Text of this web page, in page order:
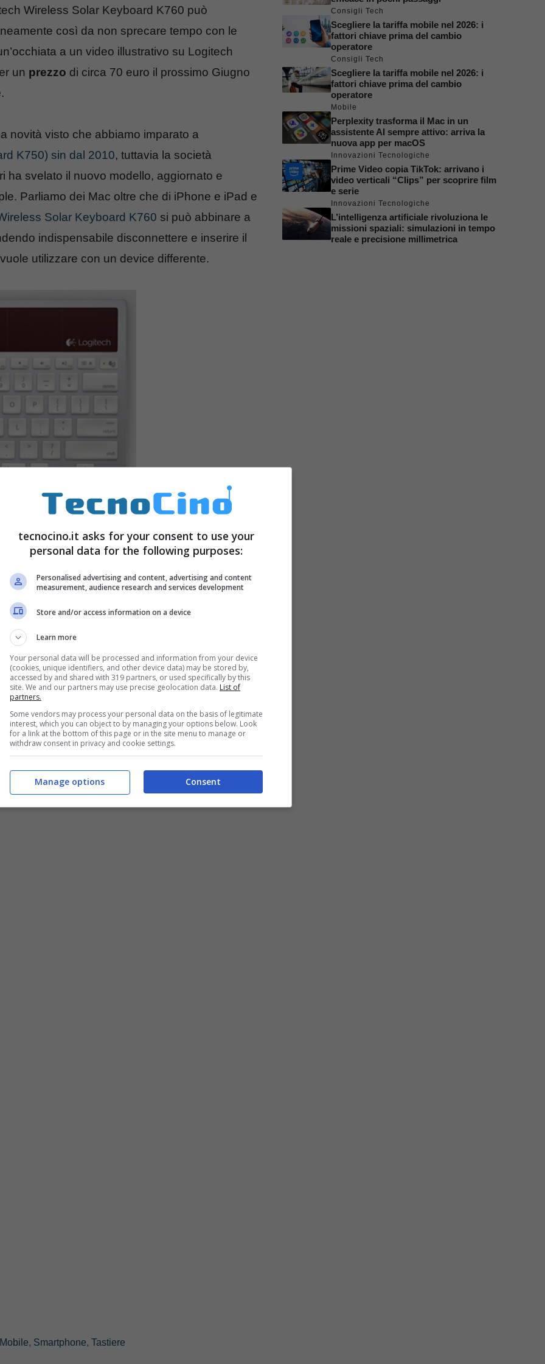
Wireless Solar Keyboard K760 può
così da non sprecare tempo con le
a un video illustrativo su Logitech
un prezzo di circa 70 euro il prossimo Giugno
novità visto che abbiamo imparato a
K750) sin dal 2010, tuttavia la società
ha svelato il nuovo modello, aggiornato e
Parliamo dei Mac oltre che di iPhone e iPad e
Solar Keyboard K760 si può abbinare a
indispensabile disconnettere e inserire il
utilizzare con un device differente.
pulsante e automaticamente si effettuerà lo
iPad. Come tutte le tastiere esterne abbassa i
Logitech afferma che a piena carica può
al giorno. Ideale, quindi, sia per il tempo libero
la carica persa durante il
la luce della nostra stella ma anche quella
della versione standard utilizzabile ad
Windows
, migliora in diversi aspetti. Il design,
ufficiali Apple e stesso dicasi per il layout
che fa appunto le veci deltasto Home
Solar Keyboard K760 è di 80 dollari (circa 65
dal debutto in commercio nelle prossime
Mobile, Smartphone, Tastiere
Consigli Tech
Scegliere la tariffa mobile nel 2026: i
fattori chiave prima del cambio
operatore
Consigli Tech
Scegliere la tariffa mobile nel 2026: i
fattori chiave prima del cambio
operatore
Mobile
Perplexity trasforma il Mac in un
assistente AI sempre attivo: arriva la
nuova app per macOS
Innovazioni Tecnologiche
Prime Video copia TikTok: arrivano i
video verticali “Clips” per scoprire film
e serie
Innovazioni Tecnologiche
L’intelligenza artificiale rivoluziona le
missioni spaziali: simulazioni in tempo
reale e precisione millimetrica
tecnocino.it asks for your consent to use your
personal data for the following purposes:
Personalised advertising and content, advertising and content
measurement, audience research and services development
Store and/or access information on a device
Learn more
Your personal data will be processed and information from your device
(cookies, unique identifiers, and other device data) may be stored by,
accessed by and shared with 319 partners, or used specifically by this
site. We and our partners may use precise geolocation data. List of
partners.
Some vendors may process your personal data on the basis of legitimate
interest, which you can object to by managing your options below. Look
for a link at the bottom of this page or in the site menu to manage or
withdraw consent in privacy and cookie settings.
Consent
Manage options